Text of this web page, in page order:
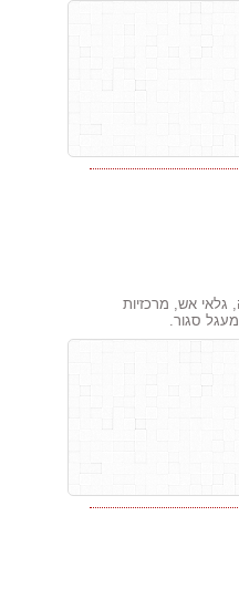
גלאי אש, מרכזיות
סגור.